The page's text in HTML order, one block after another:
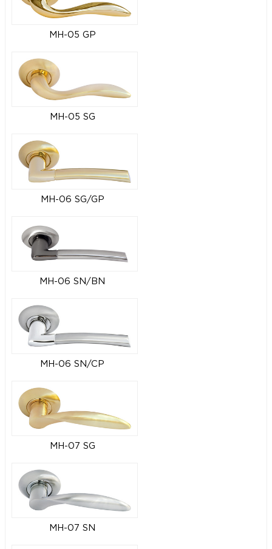
MH-05 GP
MH-05 SG
MH-06 SG/GP
MH-06 SN/BN
MH-06 SN/CP
MH-07 SG
MH-07 SN